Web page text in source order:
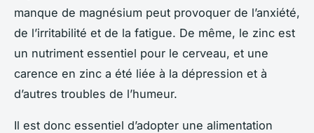
manque de magnésium peut provoquer de l’anxiété,
de l’irritabilité et de la fatigue. De même, le zinc est
un nutriment essentiel pour le cerveau, et une
carence en zinc a été liée à la dépression et à
d’autres troubles de l’humeur.
Il est donc essentiel d’adopter une alimentation